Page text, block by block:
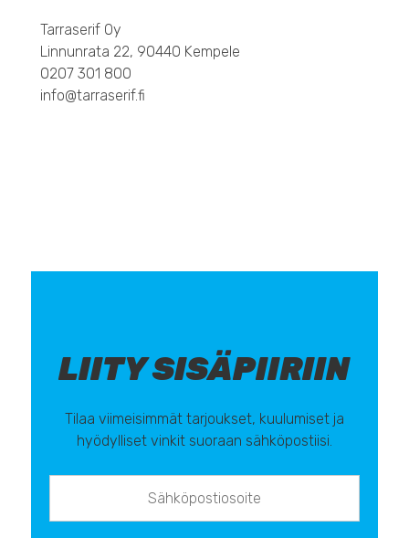
Tarraserif Oy
Linnunrata 22, 90440 Kempele
0207 301 800
info@tarraserif.fi
LIITY SISÄPIIRIIN
Tilaa viimeisimmät tarjoukset, kuulumiset ja
hyödylliset vinkit suoraan sähköpostiisi.